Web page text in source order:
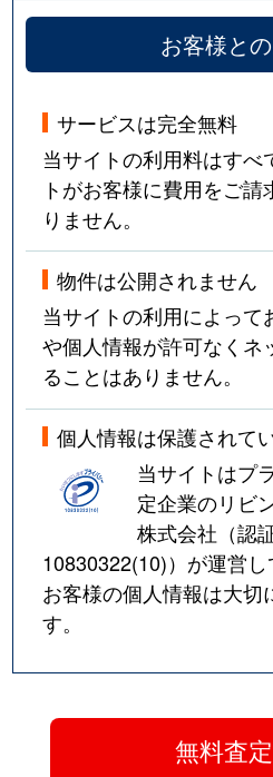
お客様と
サービスは完全無料
当サイトの利用料はすべ
トがお客様に費用をご
りません。
物件は公開されません
当サイトの利用によって
や個人情報が許可なくネ
ることはありません。
個人情報は保護されて
当サイトはプ
定企業のリビ
株式会社（認
10830322(10)）が運営し
お客様の個人情報は大切
す。